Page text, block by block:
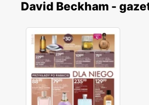
David Beckham -